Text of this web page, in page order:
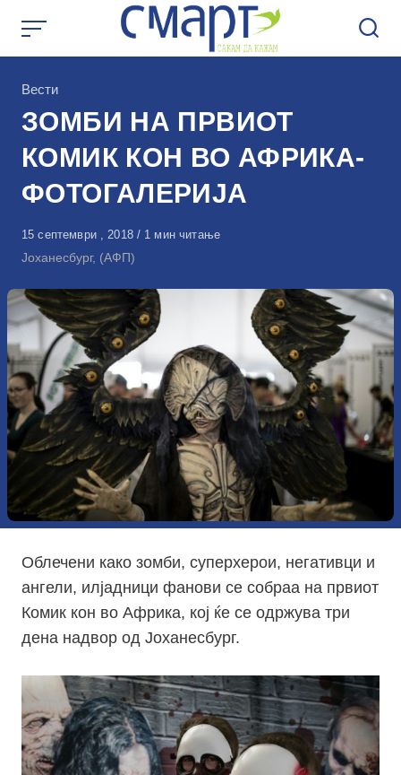
КАтегорија
Вести
ЗОМБИ НА ПРВИОТ
КОМИК КОН ВО АФРИКА-
ФОТОГАЛЕРИЈА
Објавено
на
15 септември , 2018 1 мин читање
Јоханесбург, (АФП)
Облечени како зомби, суперхерои, негативци и
ангели, илјадници фанови се собраа на првиот
Комик кон во Африка, кој ќе се одржува три
дена надвор од Јоханесбург.